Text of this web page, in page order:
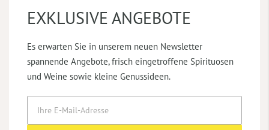
EXKLUSIVE ANGEBOTE
Es erwarten Sie in unserem neuen Newsletter
spannende Angebote, frisch eingetroffene Spirituosen
und Weine sowie kleine Genussideen.